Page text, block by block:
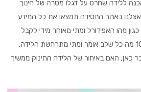
ללידה שחרט על דגלו מטרה של חינוך
אצלנו באתר החסידה תמצאו את כל המידע
מהו האפידורל ומתי מאוחר מידי לקבל
אותו, מדריך פתיחה מ10-0 מה כל שלב אומר ומתי מתרחשת הלידה,
כאן, האם באיחור של הלידה התינוק ממשיך